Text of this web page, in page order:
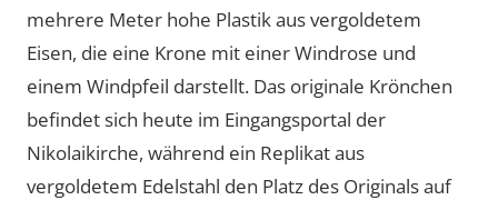
mehrere Meter hohe Plastik aus vergoldetem
Eisen, die eine Krone mit einer Windrose und
einem Windpfeil darstellt. Das originale Krönchen
befindet sich heute im Eingangsportal der
Nikolaikirche, während ein Replikat aus
vergoldetem Edelstahl den Platz des Originals auf